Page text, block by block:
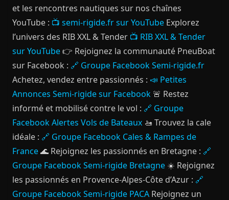
et les rencontres nautiques sur nos chaînes
YouTube : 📺 semi-rigide.fr sur YouTube Explorez
l’univers des RIB XXL & Tender 📺 RIB XXL & Tender
sur YouTube👉 Rejoignez la communauté PneuBoat
sur Facebook : 🔗 Groupe Facebook Semi-rigide.fr
Achetez, vendez entre passionnés : 📣 Petites
Annonces Semi-rigide sur Facebook 🚨 Restez
informé et mobilisé contre le vol : 🔗 Groupe
Facebook Alertes Vols de Bateaux 🚤 Trouvez la cale
idéale : 🔗 Groupe Facebook Cales & Rampes de
France🌊 Rejoignez les passionnés en Bretagne : 🔗
Groupe Facebook Semi-rigide Bretagne ☀️ Rejoignez
les passionnés en Provence-Alpes-Côte d’Azur : 🔗
Groupe Facebook Semi-rigide PACA Rejoignez un